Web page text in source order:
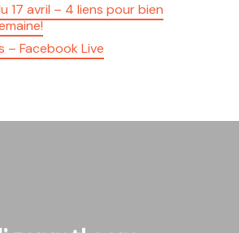
17 avril – 4 liens pour bien
– Facebook Live